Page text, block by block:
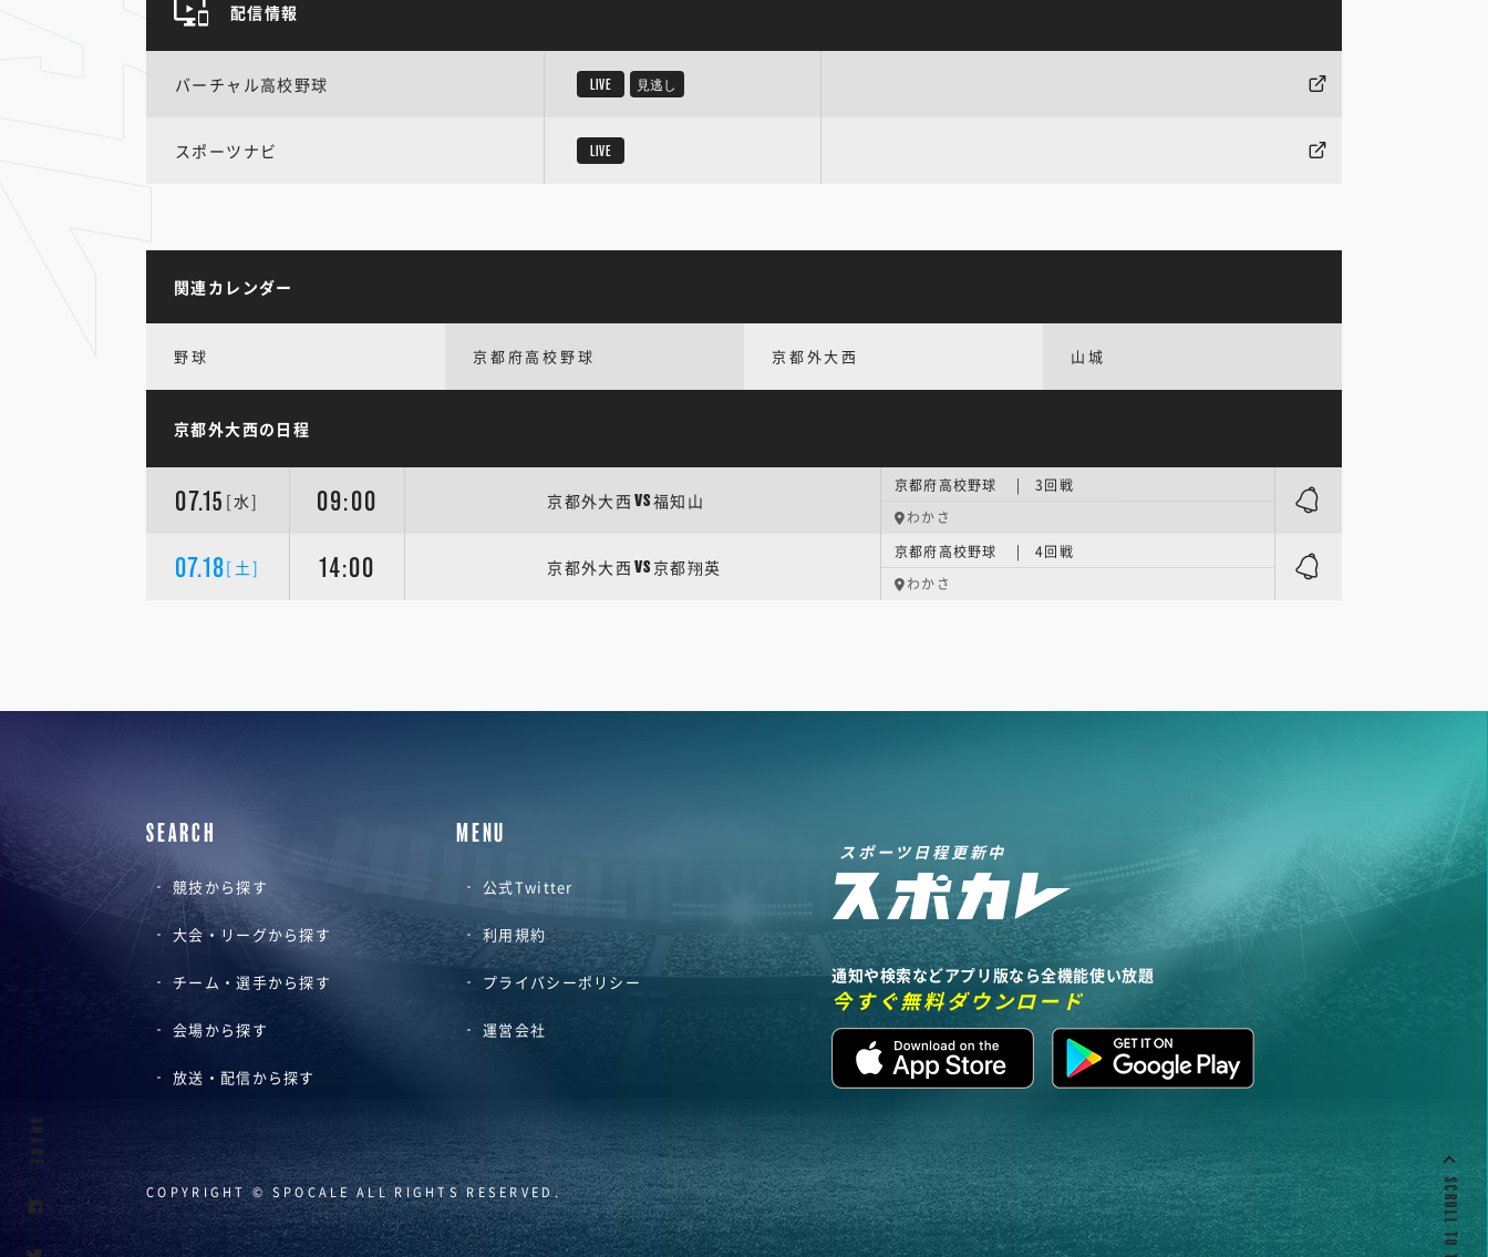
配信情報
バーチャル高校野球 LIVE 見逃し
スポーツナビ LIVE
関連カレンダー
野球 京都府高校野球 京都外大西 山城
京都外大西の日程
07.15 [水] 09:00 京都外大西 VS福知山
京都府高校野球 | 3回戦
わかさ
07.18[土] 14:00 京都外大西 VS 京都翔英
京都府高校野球 | 4回戦
わかさ
SEARCH
競技から探す
大会・リーグから探す
チーム・選手から探す
会場から探す
放送・配信から探す
MENU
公式Twitter
利用規約
プライバシーポリシー
運営会社
スポーツ日程更新中
通知や検索などアプリ版なら全機能使い放題
今すぐ無料ダウンロード
COPYRIGHT © SPOCALE ALL RIGHTS RESERVED. SCROLL TO TOP
SHARE